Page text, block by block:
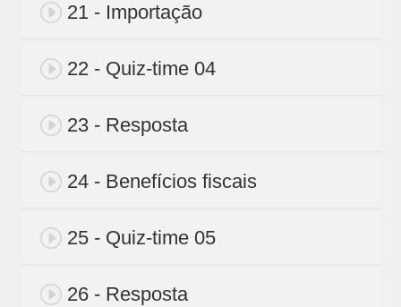
21 - Importação
22 - Quiz-time 04
23 - Resposta
24 - Benefícios fiscais
25 - Quiz-time 05
26 - Resposta